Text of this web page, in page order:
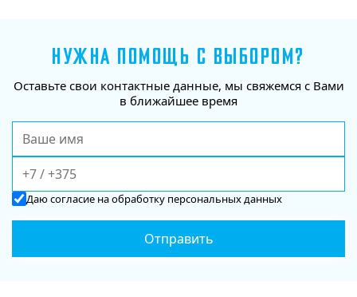
НУЖНА ПОМОЩЬ С ВЫБОРОМ?
Оставьте свои контактные данные, мы свяжемся с Вами
в ближайшее время
Даюсогласие на обработку персональных данных